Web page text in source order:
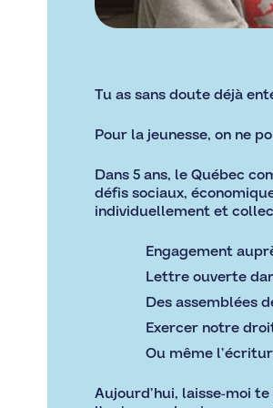
Tu as sans doute déjà
Pour la jeunesse, on ne
Dans 5 ans, le Québec
défis sociaux,
individuellement et
Engagement
Lettre ouverte
Des assemblées
Exercer notre
Ou même
Aujourd’hui, laisse-moi